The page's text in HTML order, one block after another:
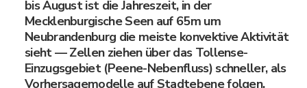
bis August ist die Jahreszeit, in der
Mecklenburgische Seen auf 65m um
Neubrandenburg die meiste konvektive Aktivität
sieht — Zellen ziehen über das Tollense-
Einzugsgebiet (Peene-Nebenfluss) schneller, als
Vorhersagemodelle auf Stadtebene folgen.